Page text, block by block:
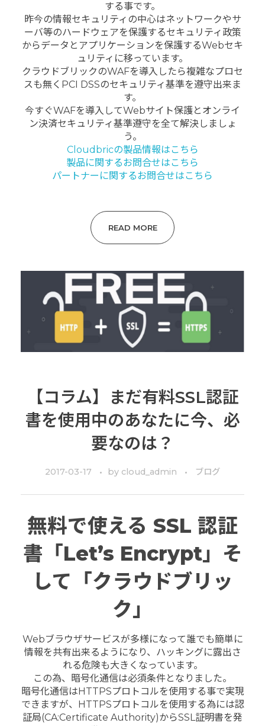
する事です。
昨今の情報セキュリティの中心はネットワークやサ
ーバ等のハードウェアを保護するセキュリティ政策
からデータとアプリケーションを保護するWebセキ
ュリティに移っています。
クラウドブリックのWAFを導入したら複雑なプロセ
スも無くPCI DSSのセキュリティ基準を遵守出来ま
す。
今すぐWAFを導入してWebサイト保護とオンライ
ン決済セキュリティ基準遵守を全て解決しましょ
う。
Cloudbricの製品情報はこちら
製品に関するお問合せはこちら
パートナーに関するお問合せはこちら
READ MORE
【コラム】まだ有料SSL認証
書を使用中のあなたに今、必
要なのは？
2017-03-17 by cloud_admin ブログ
無料で使える SSL 認証
書「Let’s Encrypt」そ
して「クラウドブリッ
ク」
Webブラウザサービスが多様になって誰でも簡単に
情報を共有出来るようになり、ハッキングに露出さ
れる危険も大きくなっています。
この為、暗号化通信は必須条件となりました。
暗号化通信はHTTPSプロトコルを使用する事で実現
できますが、HTTPSプロトコルを使用する為には認
証局(CA:Certificate Authority)からSSL証明書を発